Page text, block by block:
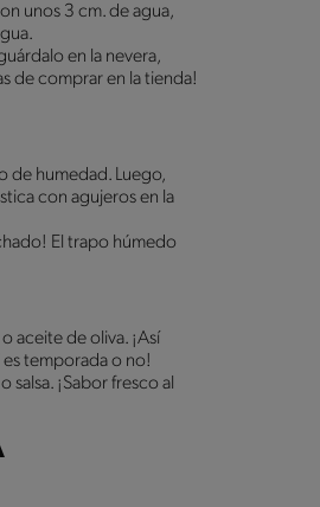
unos 3 cm. de agua,
en la nevera,
de comprar en la tienda!
de humedad. Luego,
con agujeros en la
El trapo húmedo
aceite de oliva. ¡Así
temporada o no!
¡Sabor fresco al